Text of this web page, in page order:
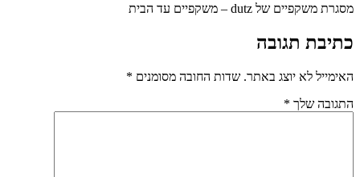
מסגרת משקפיים של dutz – משקפיים עד הבית
כתיבת תגובה
האימייל לא יוצג באתר. שדות החובה מסומנים *
התגובה שלך *